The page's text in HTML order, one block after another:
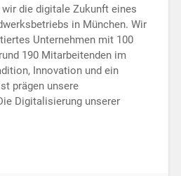
die digitale Zukunft eines
in München. Wir
Unternehmen mit 100
190 Mitarbeitenden im
Innovation und ein
prägen unsere
Digitalisierung unserer